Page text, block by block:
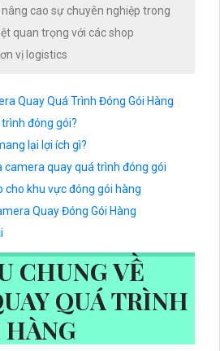
cao sự chuyên nghiệp trong
quan trọng với các shop
vị logistics
Quay Quá Trình Đóng Gói Hàng
đóng gói?
lại lợi ích gì?
camera quay quá trình đóng gói
cho khu vực đóng gói hàng
Quay Đóng Gói Hàng
CHUNG VỀ
QUÁ TRÌNH